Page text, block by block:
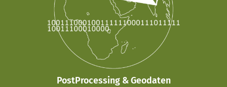
PostProcessing & Geodaten